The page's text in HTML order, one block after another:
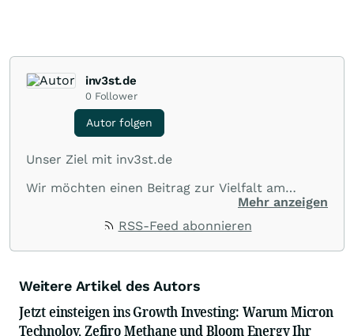
inv3st.de
0 Follower
Autor folgen
Unser Ziel mit inv3st.de
Wir möchten einen Beitrag zur Vielfalt am
Kapitalmarkt leisten und spannende
börsennotierten Unternehmen aus allen Teilen
Themen und Trends, die Börsianer interessieren.
Die Zahl 3 spielt dabei eine konzeptionelle Rolle:
Mehr anzeigen
RSS-Feed abonnieren
Weitere Artikel des Autors
Jetzt einsteigen ins Growth Investing: Warum Micron
Technoloy, Zefiro Methane und Bloom Energy Ihr